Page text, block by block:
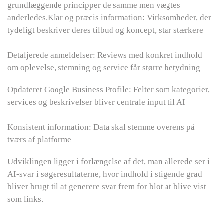
grundlæggende principper de samme men vægtes
anderledes.Klar og præcis information: Virksomheder, der
tydeligt beskriver deres tilbud og koncept, står stærkere
Detaljerede anmeldelser: Reviews med konkret indhold
om oplevelse, stemning og service får større betydning
Opdateret Google Business Profile: Felter som kategorier,
services og beskrivelser bliver centrale input til AI
Konsistent information: Data skal stemme overens på
tværs af platforme
Udviklingen ligger i forlængelse af det, man allerede ser i
AI-svar i søgeresultaterne, hvor indhold i stigende grad
bliver brugt til at generere svar frem for blot at blive vist
som links.